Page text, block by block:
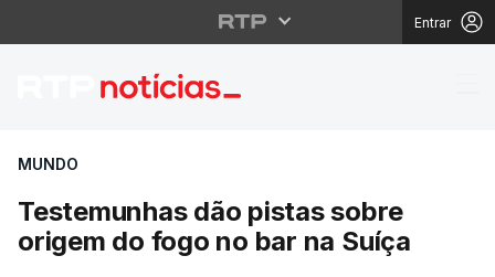
Entrar
Testemunhas dão
MUNDO
Testemunhas dão pistas sobre
origem do fogo no bar na Suíça